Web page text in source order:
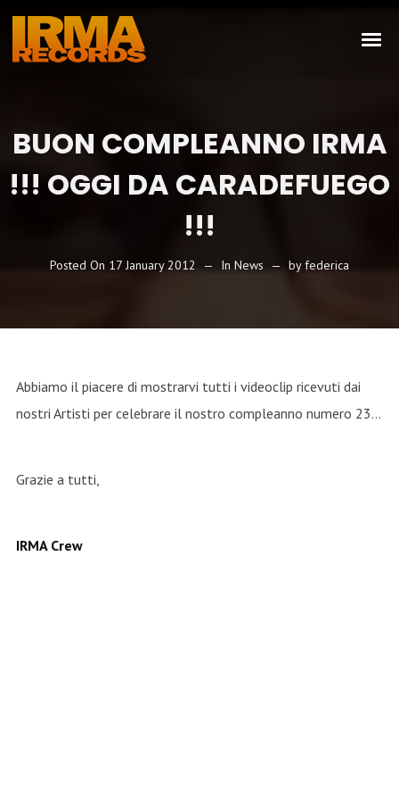
BUON COMPLEANNO IRMA
!!! OGGI DA CARADEFUEGO
!!!
Posted On 17 January 2012 In News byfederica
Abbiamo il piacere di mostrarvi tutti i videoclip ricevuti dai
nostri Artisti per celebrare il nostro compleanno numero 23…
Grazie a tutti,
IRMA Crew